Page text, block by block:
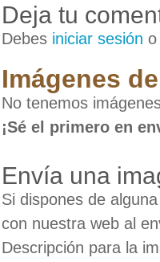
Deja tu
Debes iniciar sesión
Imágenes
No tenemos
¡Sé el primero en
Envía una
Si dispones de
con nuestra web al
Descripción para la